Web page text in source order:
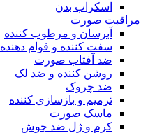
اسکراب بدن
مراقبت صورت
آبرسان و مرطوب کننده
سفت کننده و قوام دهنده
ضد آفتاب صورت
روشن کننده و ضد لک
ضد چروک
ترمیم و بازسازی کننده
ماسک صورت
کرم و ژل ضد جوش